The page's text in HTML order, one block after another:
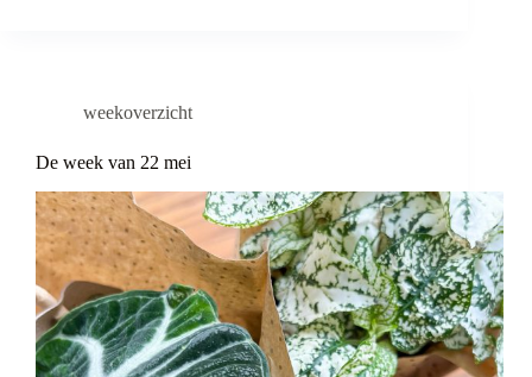
weekoverzicht
De week van 22 mei